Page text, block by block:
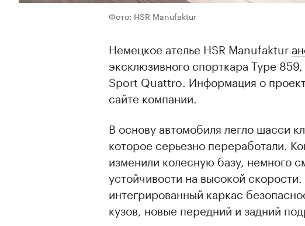
Фото: HSR Manufaktur
Немецкое ателье HSR Manufaktur
эксклюзивного спорткара Type
Sport Quattro. Информация о
сайте компании.
В основу автомобиля легло шасси
которое серьезно переработали.
изменили колесную базу, немного
устойчивости на высокой
интегрированный каркас
кузов, новые передний и задний